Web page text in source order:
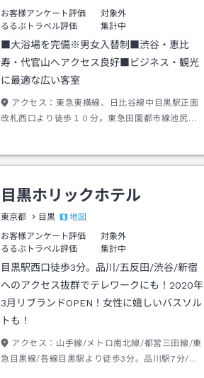
お客様アンケート評価
対象外
るるぶトラベル評価
集計中
■大浴場を完備※男女入替制■渋谷・恵比
寿・代官山へアクセス良好■ビジネス・観光
に最適な広い客室
アクセス： 東急東横線、日比谷線中目黒駅正面
改札西口より徒歩１０分。東急田園都市線池尻大
目黒ホリックホテル
東京都 目黒
地図
お客様アンケート評価
対象外
るるぶトラベル評価
集計中
目黒駅西口徒歩3分。品川/五反田/渋谷/新宿
へのアクセス抜群でテレワークにも！2020年
3月リブランドOPEN！女性に嬉しいバスソル
トも！
アクセス： 山手線/メトロ南北線/都営三田線/東
急目黒線/各線目黒駅より徒歩3分。品川駅7分/渋